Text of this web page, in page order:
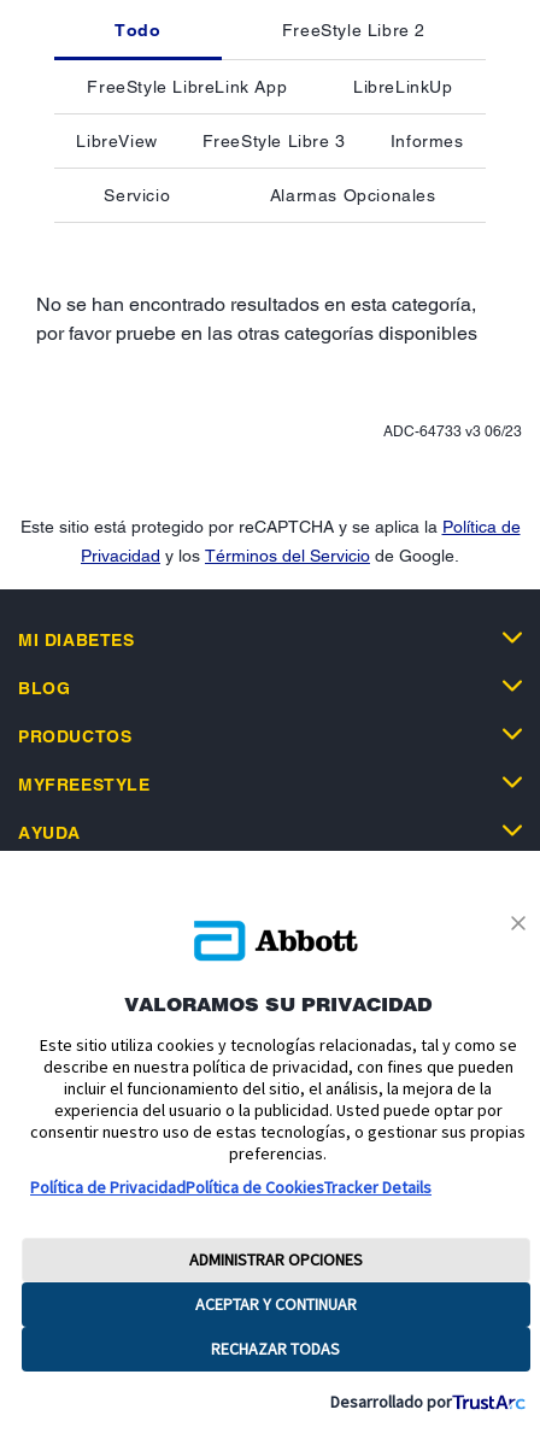
Todo FreeStyle Libre 2
FreeStyle LibreLink App LibreLinkUp
LibreView FreeStyle Libre 3 Informes
Servicio Alarmas Opcionales
No se han encontrado resultados en esta categoría,
por favor pruebe en las otras categorías disponibles
ADC-64733 v3 06/23
Este sitio está protegido por reCAPTCHA y se aplica la Política de
Privacidad y los Términos del Servicio de Google.
MI DIABETES
BLOG
PRODUCTOS
MYFREESTYLE
AYUDA
Política de cookies
Política de privacidad
Términos y condiciones uso
Condiciones de venta
Aviso legal
Manuales de Usuario
Acerca de nosotros
Declaración de Accesibilidad
Aviso sobre la Ley de datos
Preferencias sobre cookies
Copyright © 2026 Abbott. Todos los derechos reservados.
Consulte a su profesional sanitario si tiene alguna duda o pregunta acerca
marcas relacionadas son marcas de Abbott.
VALORAMOS SU PRIVACIDAD
Este sitio utiliza cookies y tecnologías relacionadas, tal y como se
describe en nuestra política de privacidad, con fines que pueden
incluir el funcionamiento del sitio, el análisis, la mejora de la
experiencia del usuario o la publicidad. Usted puede optar por
consentir nuestro uso de estas tecnologías, o gestionar sus propias
preferencias.
Política de PrivacidadPolítica de CookiesTracker Details
ACEPTAR Y CONTINUAR
RECHAZAR TODAS
ADMINISTRAR OPCIONES
Desarrollado por